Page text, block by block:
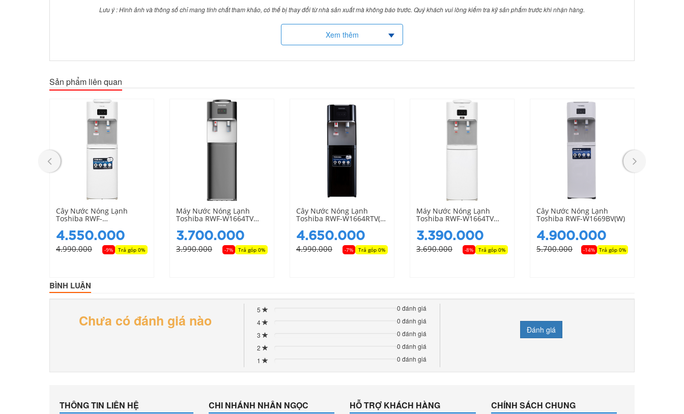
Bình chứa nước được bằng inox 304 cao cấp, bóng sáng, chống rỉ sét, độ bền cao, an toàn với sức khỏe người dùng.
Có 1 vòi nước rót cả nước nóng, nước thường và nước lạnh dễ dàng
Lưu ý : Hình ảnh và thông số chỉ mang tính chất tham khảo, có thể bị thay đổi từ nhà sản xuất mà không báo trước. Quý khách vui lòng kiểm tra kỹ sản phẩm trước khi nhận hàng.
Xem thêm
Sản phẩm liên quan
Cây Nước Nóng Lạnh
Toshiba RWF-
Làm Mát
4.550.000
4.990.000 -9% Trả góp 0%
Máy Nước Nóng Lạnh
Toshiba RWF-W1664TV
3.700.000
3.990.000 -7% Trả góp 0%
Cây Nước Nóng Lạnh
Toshiba RWF-W1664RTV(K)
4.650.000
4.990.000 -7% Trả góp 0%
Máy Nước Nóng Lạnh
Toshiba RWF-W1664TV
3.390.000
3.690.000 -8% Trả góp 0%
Cây Nước Nóng Lạnh
Toshiba RWF-W1669BV(W)
4.900.000
5.700.000 -14% Trả góp 0%
BÌNH LUẬN
Chưa có đánh giá nào
5
0 đánh giá
4
0 đánh giá
3
0 đánh giá
2
(danger)
0 đánh giá
1
Complete
0 đánh giá
Đánh giá
THÔNG TIN LIÊN HỆ CHI NHÁNH NHÂN NGỌC HỖ TRỢ KHÁCH HÀNG CHÍNH SÁCH CHUNG